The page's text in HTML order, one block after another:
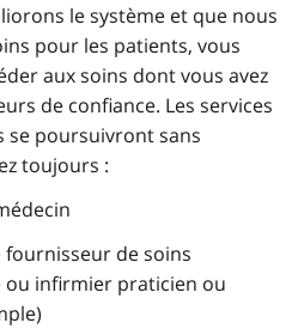
le système et que nous
pour les patients, vous
aux soins dont vous avez
de confiance. Les services
se poursuivront sans
toujours :
de soins
infirmier praticien ou